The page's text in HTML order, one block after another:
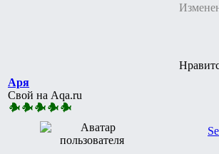
Аря
Свой на Aqa.ru